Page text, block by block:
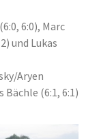
6:0), Marc
und Lukas
Aryen
Bächle (6:1, 6:1)